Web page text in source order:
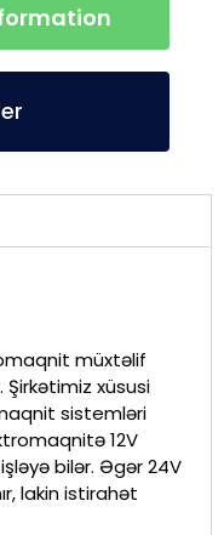
müxtəlif
xüsusi
sistemləri
12V
bilər. Əgər 24V
lakin istirahət